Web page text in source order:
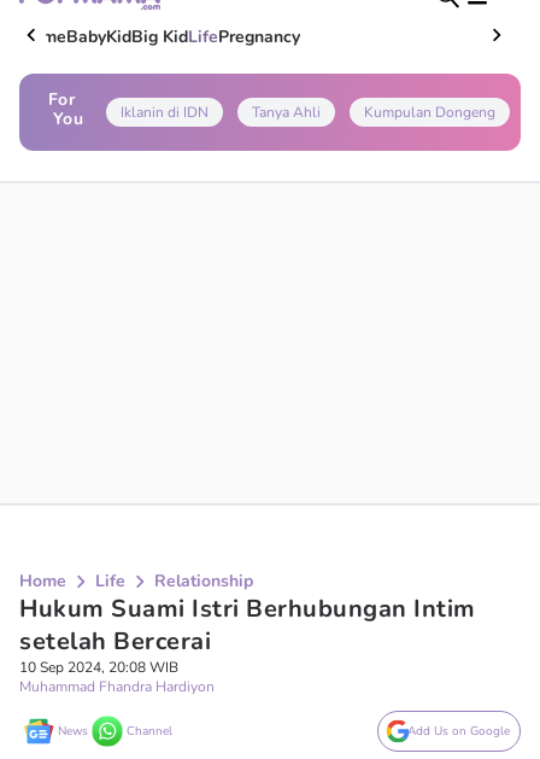
HomeBabyKidBig KidLifePregnancy
For
You
Iklanin di IDN Tanya Ahli Kumpulan Dongeng
Home Life Relationship
Hukum Suami Istri Berhubungan Intim
setelah Bercerai
10 Sep 2024, 20:08 WIB
Muhammad Fhandra Hardiyon
News Channel Add Us on Google